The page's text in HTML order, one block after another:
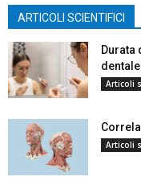
ARTICOLI SCIENTIFICI
Durata
Articoli
Articoli